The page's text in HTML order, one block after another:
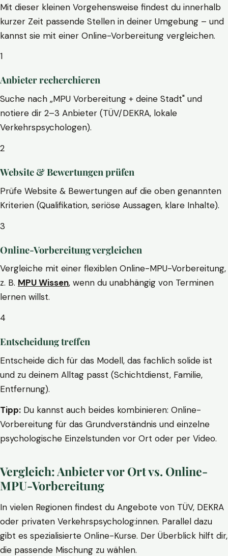
Mit dieser kleinen Vorgehensweise findest du innerhalb
kurzer Zeit passende Stellen in deiner Umgebung – und
kannst sie mit einer Online-Vorbereitung vergleichen.
1
Anbieter recherchieren
Suche nach „MPU Vorbereitung + deine Stadt" und
notiere dir 2–3 Anbieter (TÜV/DEKRA, lokale
Verkehrspsychologen).
2
Website & Bewertungen prüfen
Prüfe Website & Bewertungen auf die oben genannten
Kriterien (Qualifikation, seriöse Aussagen, klare Inhalte).
3
Online-Vorbereitung vergleichen
Vergleiche mit einer flexiblen Online-MPU-Vorbereitung,
z. B. MPU Wissen, wenn du unabhängig von Terminen
lernen willst.
4
Entscheidung treffen
Entscheide dich für das Modell, das fachlich solide ist
und zu deinem Alltag passt (Schichtdienst, Familie,
Entfernung).
Tipp: Du kannst auch beides kombinieren: Online-
Vorbereitung für das Grundverständnis und einzelne
psychologische Einzelstunden vor Ort oder per Video.
Vergleich: Anbieter vor Ort vs. Online-
MPU-Vorbereitung
In vielen Regionen findest du Angebote von TÜV, DEKRA
oder privaten Verkehrspsycholog:innen. Parallel dazu
gibt es spezialisierte Online-Kurse. Der Überblick hilft dir,
die passende Mischung zu wählen.